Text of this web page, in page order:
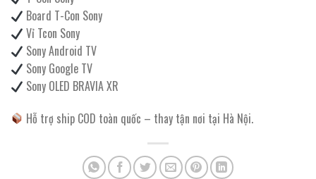
Board T-Con Sony
Vỉ Tcon Sony
Sony Android TV
Sony Google TV
Sony OLED BRAVIA XR
Hỗ trợ ship COD toàn quốc – thay tận nơi tại Hà Nội.